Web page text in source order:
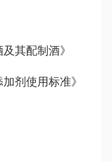
其配制酒》
剂使用标准》